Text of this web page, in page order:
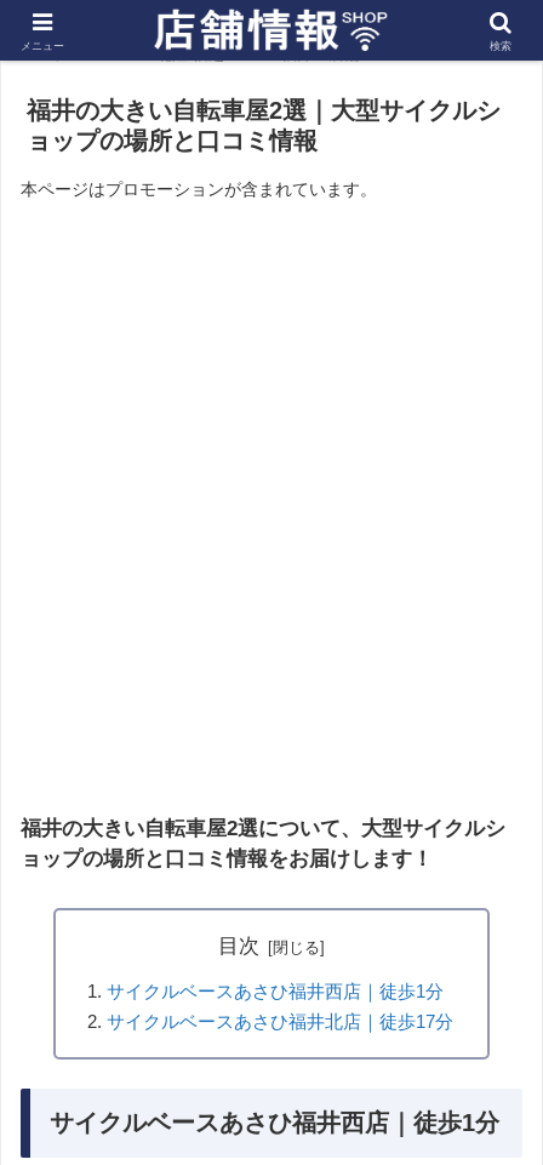
ホーム 北陸 信越 福井の店舗
福井の大きい自転車屋2選｜大型サイクルシ
ョップの場所と口コミ情報
本ページはプロモーションが含まれています。
福井の大きい自転車屋2選について、大型サイクルシ
ョップの場所と口コミ情報をお届けします！
目次
サイクルベースあさひ福井西店｜徒歩1分
サイクルベースあさひ福井北店｜徒歩17分
サイクルベースあさひ福井西店｜徒歩1分
メニュー 検索